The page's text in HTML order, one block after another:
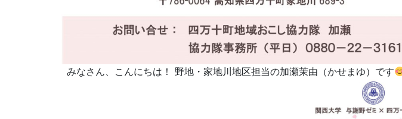
みなさん、こんにちは！ 野地・家地川地区担当の加瀬茉由（かせまゆ）です